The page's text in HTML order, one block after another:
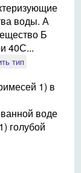
воды. А
Б
40С...
тип
1) в
воде
голубой